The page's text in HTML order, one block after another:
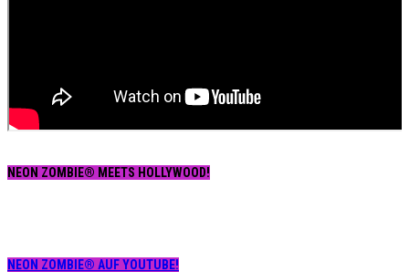
NEON ZOMBIE® MEETS HOLLYWOOD!
NEON ZOMBIE® AUF YOUTUBE!